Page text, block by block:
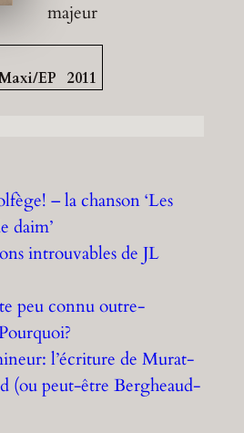
majeur
EP 2011
– la chanson ‘Les
daim’
introuvables de JL
peu connu outre-
l’écriture de Murat-
(ou peut-être Bergheaud-